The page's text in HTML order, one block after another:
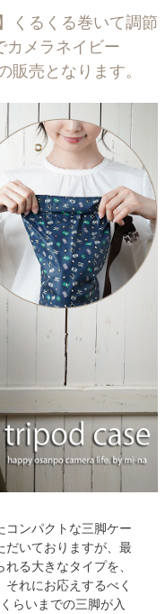
くるくる巻いて調節
カメラネイビー
売となります。
コンパクトな三脚ケー
だいておりますが、最
る大きなタイプを、
れにお応えするべく
らいまでの三脚が入